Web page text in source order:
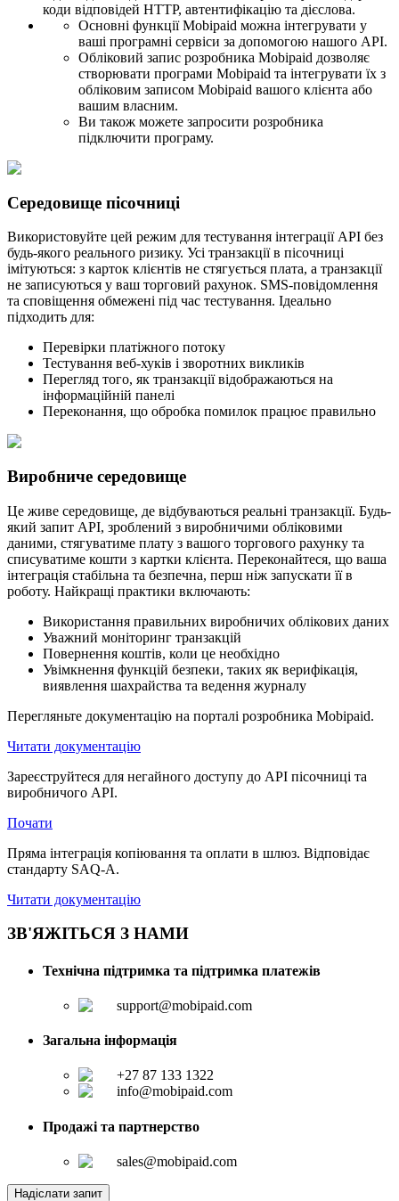
коди відповідей HTTP, автентифікацію та дієслова.
Основні функції Mobipaid можна інтегрувати у
ваші програмні сервіси за допомогою нашого API.
Обліковий запис розробника Mobipaid дозволяє
створювати програми Mobipaid та інтегрувати їх з
обліковим записом Mobipaid вашого клієнта або
вашим власним.
Ви також можете запросити розробника
підключити програму.
Середовище пісочниці
Використовуйте цей режим для тестування інтеграції API без
будь-якого реального ризику. Усі транзакції в пісочниці
імітуються: з карток клієнтів не стягується плата, а транзакції
не записуються у ваш торговий рахунок. SMS-повідомлення
та сповіщення обмежені під час тестування. Ідеально
підходить для:
Перевірки платіжного потоку
Тестування веб-хуків і зворотних викликів
Перегляд того, як транзакції відображаються на
інформаційній панелі
Переконання, що обробка помилок працює правильно
Виробниче середовище
Це живе середовище, де відбуваються реальні транзакції. Будь-
який запит API, зроблений з виробничими обліковими
даними, стягуватиме плату з вашого торгового рахунку та
списуватиме кошти з картки клієнта. Переконайтеся, що ваша
інтеграція стабільна та безпечна, перш ніж запускати її в
роботу. Найкращі практики включають:
Використання правильних виробничих облікових даних
Уважний моніторинг транзакцій
Повернення коштів, коли це необхідно
Увімкнення функцій безпеки, таких як верифікація,
виявлення шахрайства та ведення журналу
Перегляньте документацію на порталі розробника Mobipaid.
Читати документацію
Зареєструйтеся для негайного доступу до API пісочниці та
виробничого API.
Почати
Пряма інтеграція копіювання та оплати в шлюз. Відповідає
стандарту SAQ-A.
Читати документацію
ЗВ'ЯЖІТЬСЯ З НАМИ
Технічна підтримка та підтримка платежів
support@mobipaid.com
Загальна інформація
+27 87 133 1322
info@mobipaid.com
Продажі та партнерство
sales@mobipaid.com
Надіслати запит